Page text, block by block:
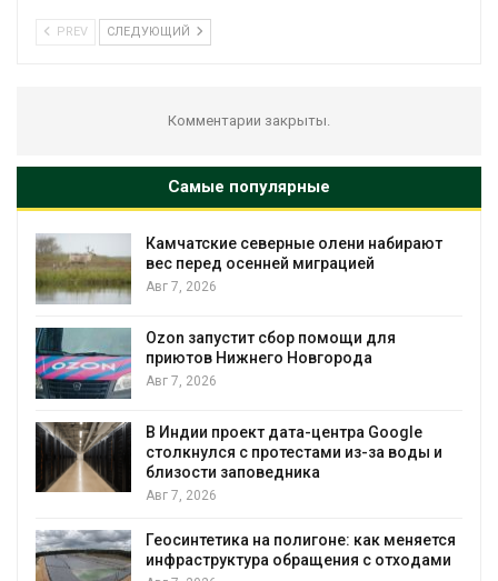
PREV СЛЕДУЮЩИЙ
Комментарии закрыты.
Самые популярные
Камчатские северные олени набирают
вес перед осенней миграцией
Авг 7, 2026
Ozon запустит сбор помощи для
приютов Нижнего Новгорода
Авг 7, 2026
В Индии проект дата-центра Google
столкнулся с протестами из-за воды и
близости заповедника
Авг 7, 2026
Геосинтетика на полигоне: как меняется
инфраструктура обращения с отходами